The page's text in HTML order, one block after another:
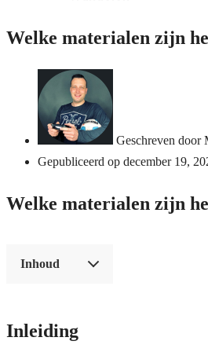
Welke materialen zijn
Geschreven door
Gepubliceerd op december 19,
Welke materialen zijn
Inhoud
Inleiding